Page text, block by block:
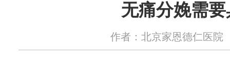
无痛分娩需
作者：北京家恩德仁医院